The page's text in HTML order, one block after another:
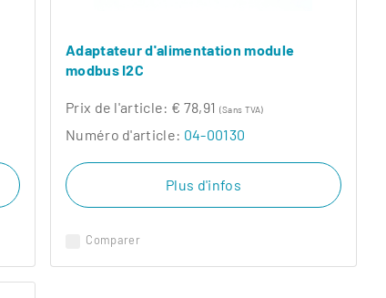
Comparer
Adaptateur d'alimentation module
modbus I2C
Prix ​​de l'article: € 78,91 (Sans TVA)
Numéro d'article: 04-00130
Plus d'infos